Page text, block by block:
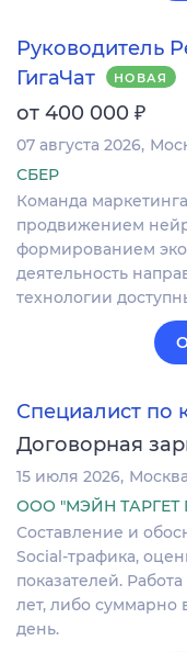
Руководитель
ГигаЧат
НОВАЯ
от 400 000 ₽
07 августа 2026
СБЕР
Команда
продвижением
формированием
деятельность
технологии
Специалист по
Договорная
15 июля 2026 Москва
ООО "МЭЙН ТАРГЕТ
Составление и
Social-трафика,
показателей.
лет, либо суммарно
день.